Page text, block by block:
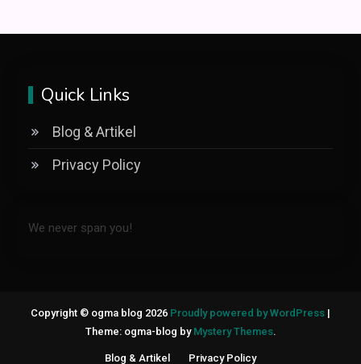
Quick Links
Blog & Artikel
Privacy Policy
We never span you!
Copyright © ogma blog 2026 Proudly powered by WordPress |
Theme: ogma-blog by Mystery Themes.
Blog & Artikel Privacy Policy